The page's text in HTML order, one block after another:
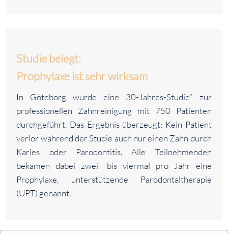
Studie belegt:
Prophylaxe ist sehr wirksam
In Göteborg wurde eine 30-Jahres-Studie* zur
professionellen Zahnreinigung mit 750 Patienten
durchgeführt. Das Ergebnis überzeugt: Kein Patient
verlor während der Studie auch nur einen Zahn durch
Karies oder Parodontitis. Alle Teilnehmenden
bekamen dabei zwei- bis viermal pro Jahr eine
Prophylaxe, unterstützende Parodontaltherapie
(UPT) genannt.